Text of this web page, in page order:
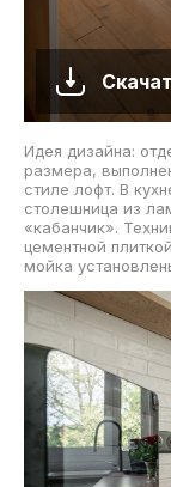
Идея дизайна:
размера,
стиле лофт. В
столешница из
«кабанчик».
цементной
мойка